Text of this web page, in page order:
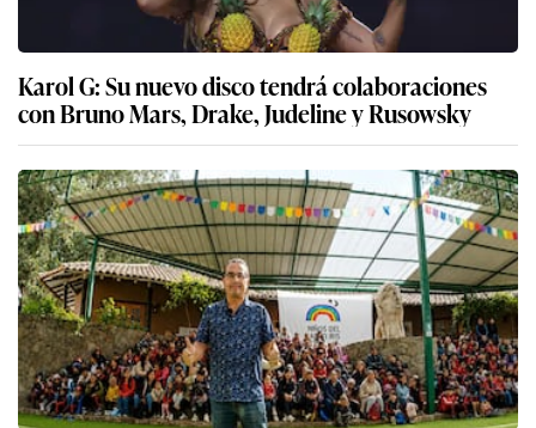
Karol G: Su nuevo disco tendrá colaboraciones
con Bruno Mars, Drake, Judeline y Rusowsky